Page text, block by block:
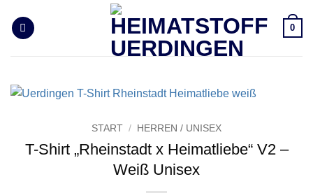
Inhalt
springen
0
START / HERREN / UNISEX
T-Shirt „Rheinstadt x Heimatliebe“ V2 –
Weiß Unisex